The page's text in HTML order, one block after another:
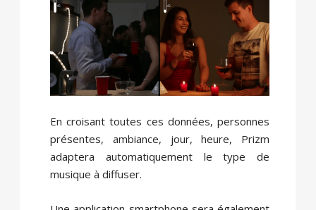
En croisant toutes ces données, personnes
présentes, ambiance, jour, heure, Prizm
adaptera automatiquement le type de
musique à diffuser.